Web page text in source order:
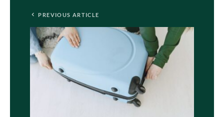
PREVIOUS ARTICLE